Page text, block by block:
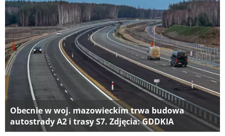
Obecnie w woj. mazowieckim trwa budowa
autostrady A2 i trasy S7. Zdjęcia: GDDKIA